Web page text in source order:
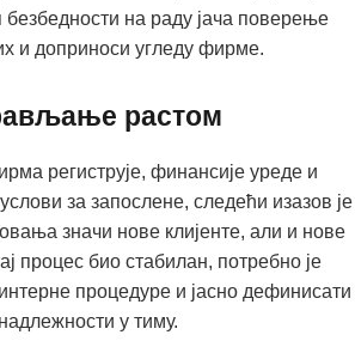
на раду јача поверење
и доприноси угледу фирме.
растом
региструје, финансије уреде и
за запослене, следећи изазов је
значи нове клијенте, али и нове
процес био стабилан, потребно је
процедуре и јасно дефинисати
надлежности у тиму.